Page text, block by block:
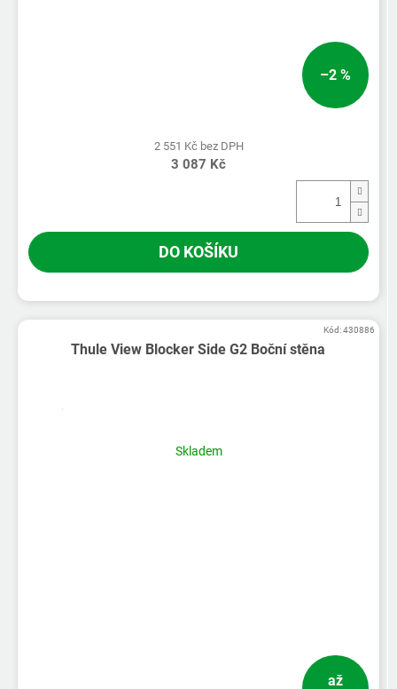
–2 %
2 551 Kč bez DPH
3 087 Kč
DO KOŠÍKU
Thule View Blocker Side G2 Boční stěna
Skladem
až
Kód:430886